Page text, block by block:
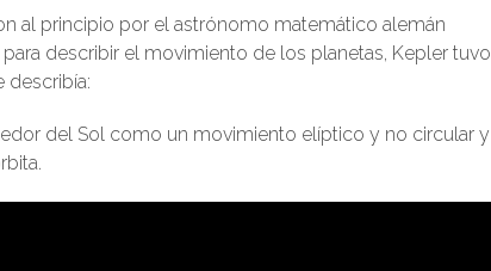
al principio por el astrónomo matemático alemán
describir el movimiento de los planetas, Kepler tuvo
describía:
del Sol como un movimiento elíptico y no circular y